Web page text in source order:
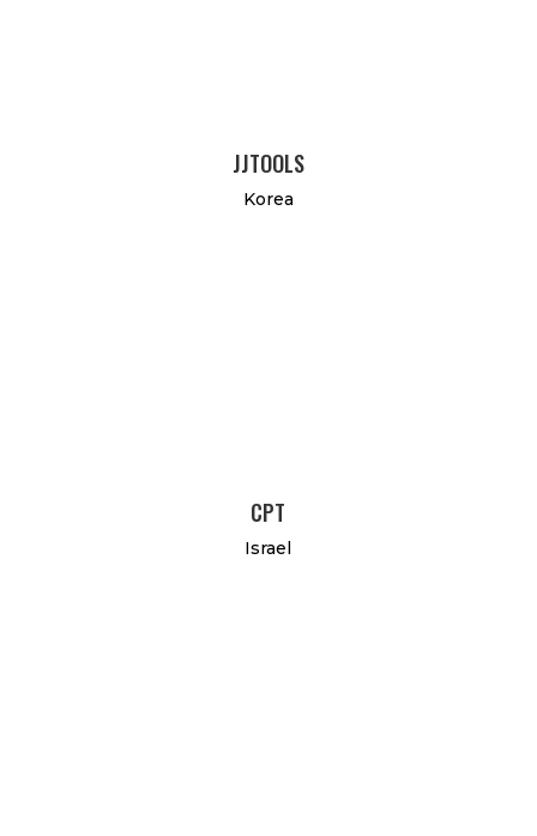
JJTOOLS
Korea
CPT
Israel